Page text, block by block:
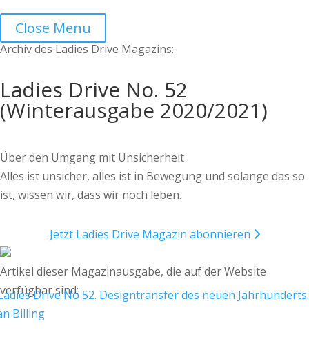
Close Menu
Archiv des Ladies Drive Magazins:
Ladies Drive No. 52
(Winterausgabe 2020/2021)
Über den Umgang mit Unsicherheit
Alles ist unsicher, alles ist in Bewegung und solange das so
ist, wissen wir, dass wir noch leben.
Jetzt Ladies Drive Magazin abonnieren
Artikel dieser Magazinausgabe, die auf der Website
verfügbar sind: